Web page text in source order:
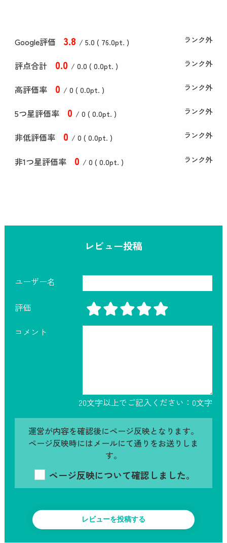
Google評価 3.8 / 5.0 ( 76.0pt. ) ランク外
評点合計 0.0 / 0.0 ( 0.0pt. ) ランク外
高評価率 0 / 0 ( 0.0pt. ) ランク外
5つ星評価率 0 / 0 ( 0.0pt. ) ランク外
非低評価率 0 / 0 ( 0.0pt. ) ランク外
非1つ星評価率 0 / 0 ( 0.0pt. ) ランク外
レビュー投稿
ユーザー名
評価
コメント
20文字以上でご記入ください： 0文字
運営が内容を確認後にページ反映となります。
ページ反映時にはメールにて通りをお送りしま
す。
ページ反映について確認しました。